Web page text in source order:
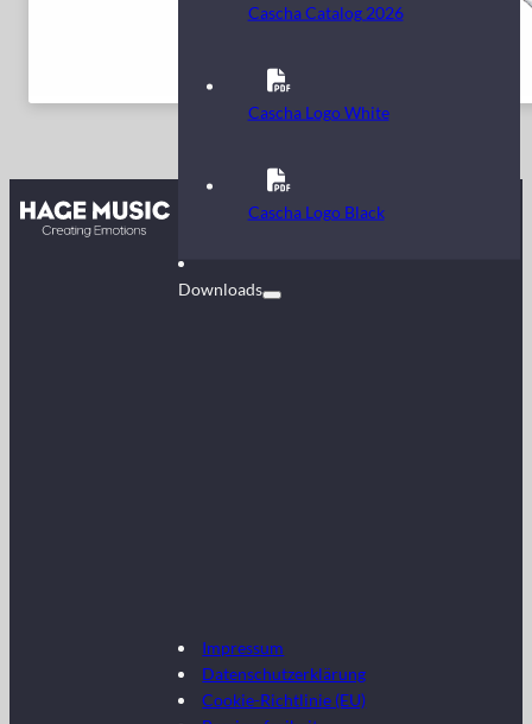
Kontakt
Downloads
Cascha Catalog 2026
Cascha Logo White
Cascha Logo Black
Impressum
Datenschutzerklärung
Cookie-Richtlinie (EU)